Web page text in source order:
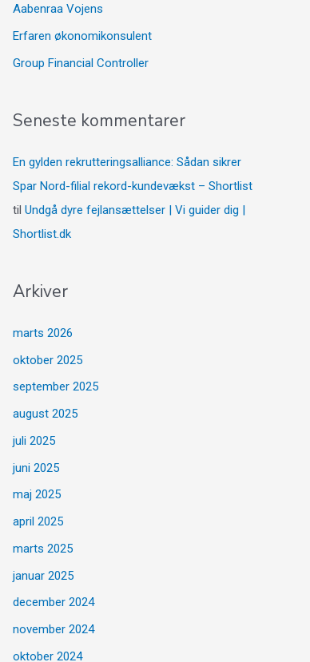
Aabenraa Vojens
Erfaren økonomikonsulent
Group Financial Controller
Seneste kommentarer
En gylden rekrutteringsalliance: Sådan sikrer
Spar Nord-filial rekord-kundevækst – Shortlist
til Undgå dyre fejlansættelser | Vi guider dig |
Shortlist.dk
Arkiver
marts 2026
oktober 2025
september 2025
august 2025
juli 2025
juni 2025
maj 2025
april 2025
marts 2025
januar 2025
december 2024
november 2024
oktober 2024